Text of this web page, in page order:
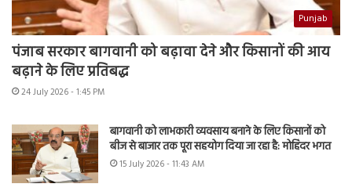
Punjab
पंजाब सरकार बागवानी को बढ़ावा देने और किसानों की आय
बढ़ाने के लिए प्रतिबद्ध
24 July 2026 - 1:45 PM
बागवानी को लाभकारी व्यवसाय बनाने के लिए किसानों को
बीज से बाजार तक पूरा सहयोग दिया जा रहा है: मोहिंदर भगत
15 July 2026 - 11:43 AM